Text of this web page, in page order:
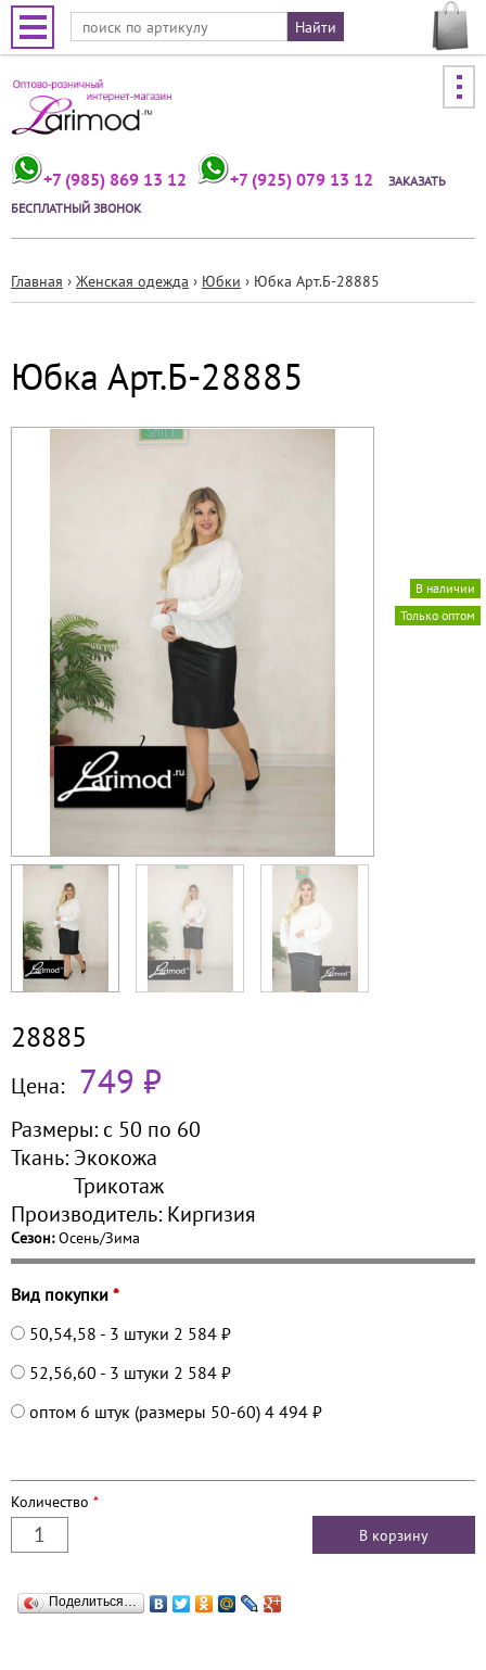
Jump to navigation
+7 (985) 869 13 12 +7 (925) 079 13 12
ЗАКАЗАТЬ
БЕСПЛАТНЫЙ ЗВОНОК
здесь
Главная › Женская одежда › Юбки › Юбка Арт.Б-28885
Юбка Арт.Б-28885
Только оптом
В наличии
28885
Цена: 749 ₽
Размеры: с 50 по 60
Ткань: Экокожа
Трикотаж
Производитель: Киргизия
Сезон:Осень/Зима
Вид покупки *
50,54,58 - 3 штуки 2 584 ₽
52,56,60 - 3 штуки 2 584 ₽
оптом 6 штук (размеры 50-60) 4 494 ₽
Количество *
Поделиться…